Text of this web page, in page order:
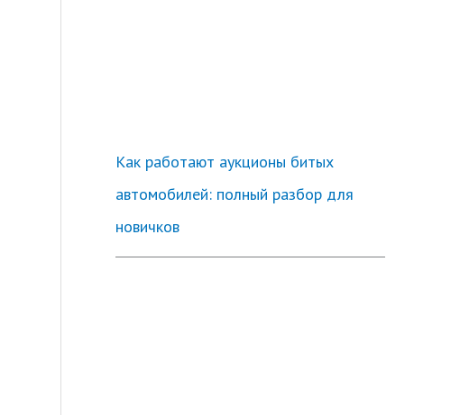
Как работают аукционы битых
автомобилей: полный разбор для
новичков